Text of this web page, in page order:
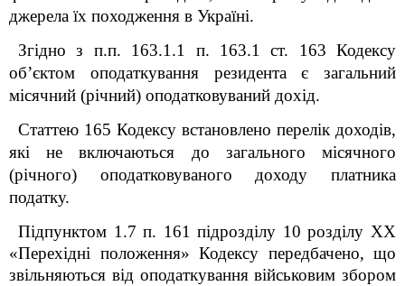
джерела їх походження в Україні.
Згідно з п.п. 163.1.1 п. 163.1 ст. 163 Кодексу
об’єктом оподаткування резидента є загальний
місячний (річний) оподатковуваний дохід.
Статтею 165 Кодексу встановлено перелік доходів,
які не включаються до загального місячного
(річного) оподатковуваного доходу платника
податку.
Підпунктом 1.7 п. 161 підрозділу 10 розділу XX
«Перехідні положення» Кодексу передбачено, що
звільняються від оподаткування військовим збором